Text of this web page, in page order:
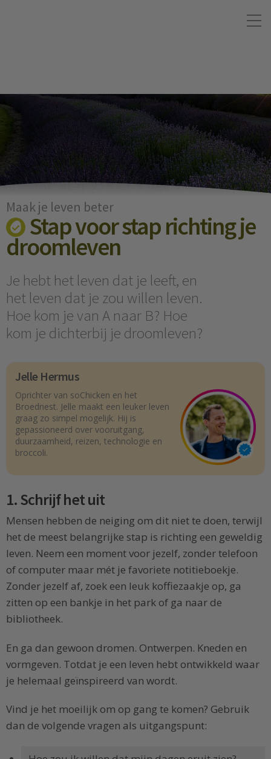
Maak je leven beter
Stap voor stap richting je
droomleven
Je hebt het leven dat je leeft, en
het leven dat je zou willen leven.
Hoe kom je van A naar B? Hoe
kom je dichterbij je droomleven?
Jelle Hermus
Oprichter van soChicken en het
Broednest. Jelle maakt een leuker leven
graag zo simpel mogelijk. Hij is
gepassioneerd over vooruitgang,
duurzaamheid, reizen, technologie en
broccoli.
1. Schrijf het uit
Mensen hebben de neiging om dit niet te doen, terwijl
het de meest belangrijke stap is richting een geweldig
leven. Neem een moment voor jezelf, zonder telefoon
of computer maar mét je favoriete notitieboekje.
Zonder jezelf af, zoek een leuk koffiezaakje op, ga
zitten op een bankje in het park of ga naar de
bibliotheek.
En ga dan gewoon dromen. Ontwerpen. Kneden en
vormgeven. Totdat je een leven hebt ontwikkeld waar
je helemaal geïnspireerd van wordt.
Vind je het moeilijk om op gang te komen? Gebruik
dan de volgende vragen als uitgangspunt: